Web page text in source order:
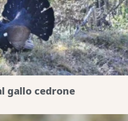
gallo cedrone